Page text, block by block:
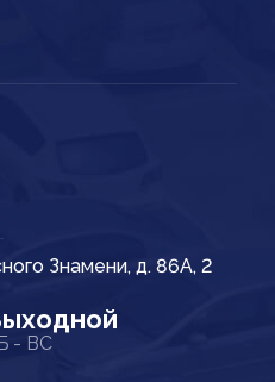
Знамени, д. 86А, 2
- ВС